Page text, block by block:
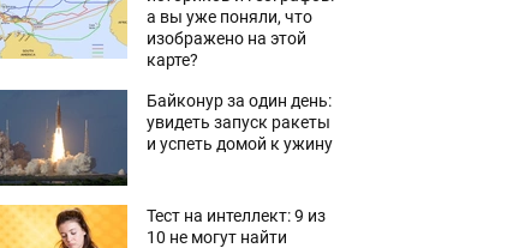
а вы уже поняли, что
изображено на этой
карте?
Байконур за один день:
увидеть запуск ракеты
и успеть домой к ужину
Тест на интеллект: 9 из
10 не могут найти